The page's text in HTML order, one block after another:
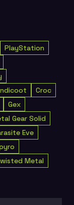
PlayStation
Croc
Gex
Gear Solid
Eve
Metal